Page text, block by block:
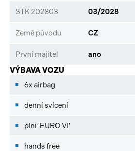
STK 202803 03/2028
Země původu CZ
První majitel ano
VÝBAVA VOZU
6x airbag
denní svícení
plní 'EURO VI'
hands free